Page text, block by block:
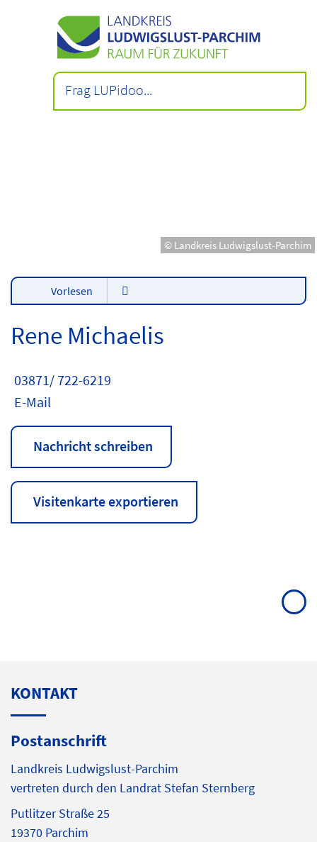
© Landkreis Ludwigslust-Parchim
Vorlesen
Rene Michaelis
03871/ 722-6219
E-Mail
Nachricht schreiben
Visitenkarte exportieren
KONTAKT
Postanschrift
Landkreis Ludwigslust-Parchim
vertreten durch den Landrat Stefan Sternberg
Putlitzer Straße 25
19370 Parchim